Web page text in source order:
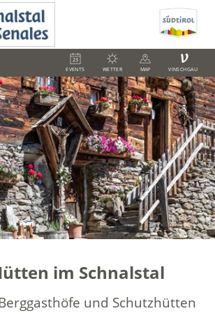
EVENTS WETTER MAP
V
VINSCHGAU
im Schnalstal
und Schutzhütten